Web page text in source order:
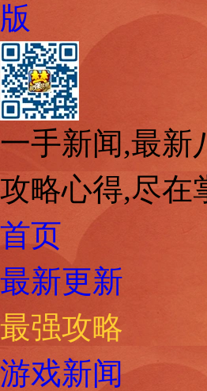
版
一手新闻,最新
攻略心得,尽在
首页
最新更新
最强攻略
游戏新闻